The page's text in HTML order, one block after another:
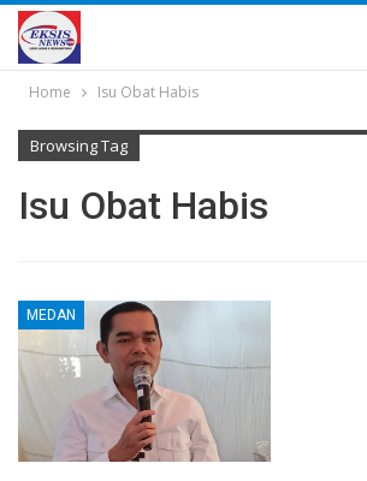
Home Isu Obat Habis
Browsing Tag
Isu Obat Habis
MEDAN